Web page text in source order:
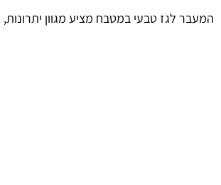
המעבר לגז טבעי במטבח מציע מגוון יתרונות,